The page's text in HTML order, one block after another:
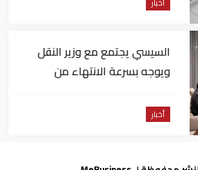
أخبار
السيسي يجتمع مع وزير النقل
ويوجه بسرعة الانتهاء من
أخبار